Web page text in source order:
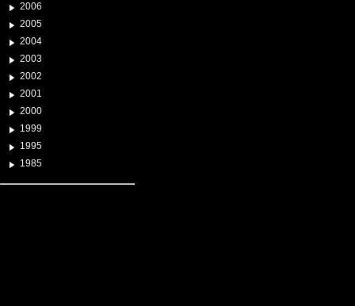
2006
2005
2004
2003
2002
2001
2000
1999
1995
1985